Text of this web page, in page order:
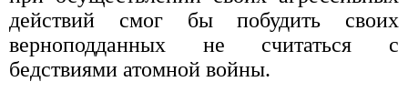
действий смог бы побудить своих
верноподданных не считаться с
бедствиями атомной войны.